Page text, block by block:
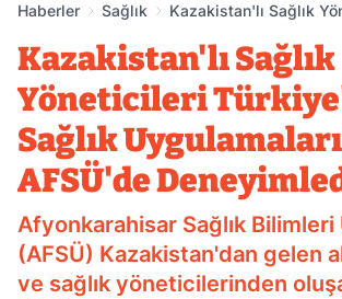
Haberler Sağlık
Kazakistan'lı Sağlık
AFSÜ'de Deneyimledi
Kazakistan'lı Sağlık
Yöneticileri
Sağlık
AFSÜ'de
Afyonkarahisar Sağlık
(AFSÜ) Kazakistan'dan gelen
ve sağlık yöneticilerinden